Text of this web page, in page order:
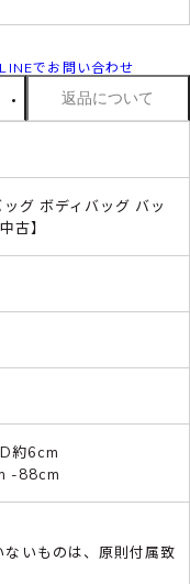
LINEでお問い合わせ
返品について
グ ボディバッグ バッ
古】
約6cm
-88cm
いものは、原則付属致